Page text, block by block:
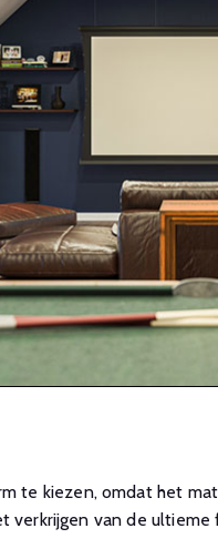
te kiezen, omdat het
verkrijgen van de